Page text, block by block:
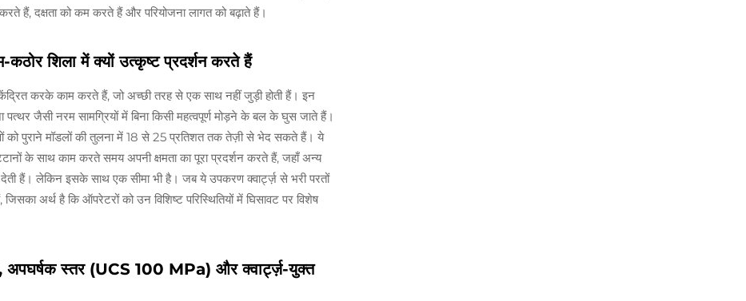
हैं, दक्षता को कम करते हैं और परियोजना लागत को बढ़ाते हैं।
शिला में क्यों उत्कृष्ट प्रदर्शन करते हैं
करके काम करते हैं, जो अच्छी तरह से एक साथ नहीं जुड़ी होती हैं। इन
जैसी नरम सामग्रियों में बिना किसी महत्वपूर्ण मोड़ने के बल के घुस जाते हैं।
को पुराने मॉडलों की तुलना में 18 से 25 प्रतिशत तक तेज़ी से भेद सकते हैं। ये
के साथ काम करते समय अपनी क्षमता का पूरा प्रदर्शन करते हैं, जहाँ अन्य
हैं। लेकिन इसके साथ एक सीमा भी है। जब ये उपकरण क्वार्ट्ज़ से भरी परतों
अर्थ है कि ऑपरेटरों को उन विशिष्ट परिस्थितियों में घिसावट पर विशेष
अपघर्षक स्तर (UCS 100 MPa) और क्वार्ट्ज़-युक्त